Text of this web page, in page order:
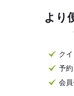
より
ク
予
会